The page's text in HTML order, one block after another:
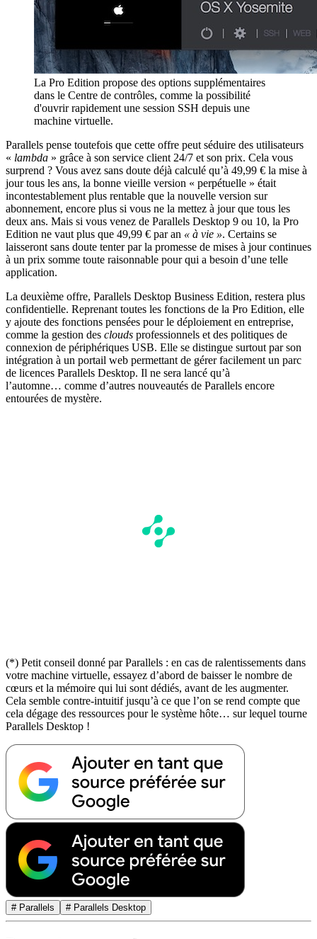
La Pro Edition propose des options supplémentaires
dans le Centre de contrôles, comme la possibilité
d'ouvrir rapidement une session SSH depuis une
machine virtuelle.
Parallels pense toutefois que cette offre peut séduire des utilisateurs
« lambda » grâce à son service client 24/7 et son prix. Cela vous
surprend ? Vous avez sans doute déjà calculé qu’à 49,99 € la mise à
jour tous les ans, la bonne vieille version « perpétuelle » était
incontestablement plus rentable que la nouvelle version sur
abonnement, encore plus si vous ne la mettez à jour que tous les
deux ans. Mais si vous venez de Parallels Desktop 9 ou 10, la Pro
Edition ne vaut plus que 49,99 € par an « à vie ». Certains se
laisseront sans doute tenter par la promesse de mises à jour continues
à un prix somme toute raisonnable pour qui a besoin d’une telle
application.
La deuxième offre, Parallels Desktop Business Edition, restera plus
confidentielle. Reprenant toutes les fonctions de la Pro Edition, elle
y ajoute des fonctions pensées pour le déploiement en entreprise,
comme la gestion des clouds professionnels et des politiques de
connexion de périphériques USB. Elle se distingue surtout par son
intégration à un portail web permettant de gérer facilement un parc
de licences Parallels Desktop. Il ne sera lancé qu’à
l’automne… comme d’autres nouveautés de Parallels encore
entourées de mystère.
(*) Petit conseil donné par Parallels : en cas de ralentissements dans
votre machine virtuelle, essayez d’abord de baisser le nombre de
cœurs et la mémoire qui lui sont dédiés, avant de les augmenter.
Cela semble contre-intuitif jusqu’à ce que l’on se rend compte que
cela dégage des ressources pour le système hôte… sur lequel tourne
Parallels Desktop !
# Parallels # Parallels Desktop